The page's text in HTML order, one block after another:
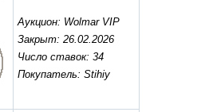
Аукцион: Wolmar VIP
Закрыт: 26.02.2026
Число ставок: 34
Покупатель: Stihiy